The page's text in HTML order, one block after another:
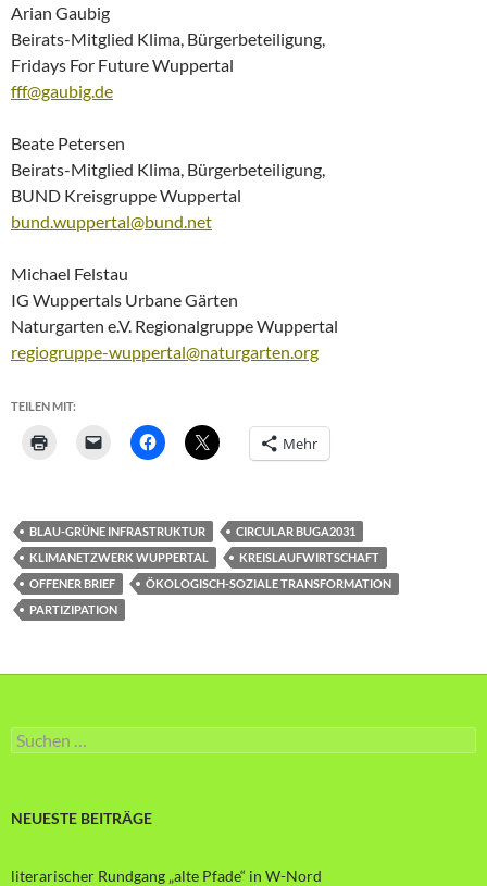
Arian Gaubig
Beirats-Mitglied Klima, Bürgerbeteiligung,
Fridays For Future Wuppertal
fff@gaubig.de
Beate Petersen
Beirats-Mitglied Klima, Bürgerbeteiligung,
BUND Kreisgruppe Wuppertal
bund.wuppertal@bund.net
Michael Felstau
IG Wuppertals Urbane Gärten
Naturgarten e.V. Regionalgruppe Wuppertal
regiogruppe-wuppertal@naturgarten.org
TEILEN MIT:
Mehr
BLAU-GRÜNE INFRASTRUKTUR
CIRCULAR BUGA2031
KLIMANETZWERK WUPPERTAL
KREISLAUFWIRTSCHAFT
OFFENER BRIEF
ÖKOLOGISCH-SOZIALE TRANSFORMATION
PARTIZIPATION
Suche
nach:
NEUESTE BEITRÄGE
literarischer Rundgang „alte Pfade“ in W-Nord